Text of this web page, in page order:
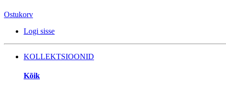
Ostukorv
Logi sisse
KOLLEKTSIOONID
Kõik